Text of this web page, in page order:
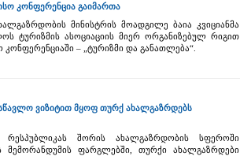
კონფერენცია გაიმართა
მინისტრის მოადგილე ბაია კვიციანმა
ტურიზმის ასოციაციის მიერ ორგანიზებულ რიგით
– „ტურიზმი და განათლება“.
ვიზიტით მყოფ თურქ ახალგაზრდებს
შორის ახალგაზრდობის სფეროში
ფარგლებში, თურქი ახალგაზრდები